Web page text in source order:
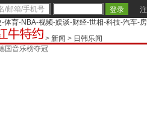
-体育-NBA-视频-娱谈-财经-世相-科技-汽车-
> 新闻 > 日韩乐闻
国音乐榜夺冠